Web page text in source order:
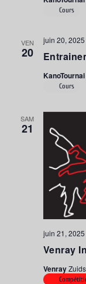
Cours
VEN
20
juin 20,
KanoTournai
Cours
SAM
21
Venray
juin 21, 2025
Venray